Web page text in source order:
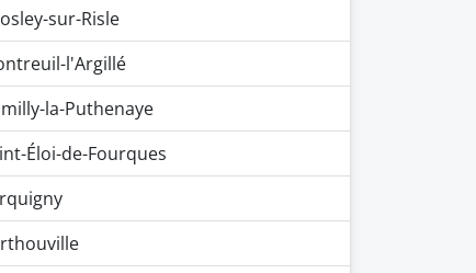
sur-Risle
l'Argillé
la-Puthenaye
Éloi-de-Fourques